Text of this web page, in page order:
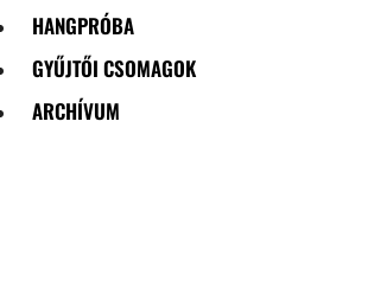
HANGPRÓBA
GYŰJTŐI CSOMAGOK
ARCHÍVUM